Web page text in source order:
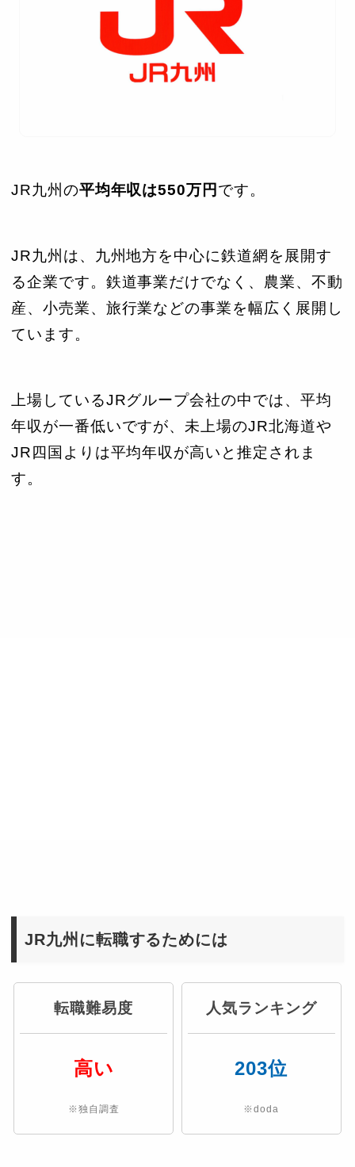
JR九州の平均年収は550万円 です。
JR九州は、九州地方を中心に鉄道網を展開す
る企業です。鉄道事業だけでなく、農業、不動
産、小売業、旅行業などの事業を幅広く展開し
ています。
上場しているJRグループ会社の中では、平均
年収が一番低いですが、未上場のJR北海道や
JR四国よりは平均年収が高いと推定されま
す。
JR九州に転職するためには
転職難易度
高い
※独自調査
人気ランキング
203位
※doda